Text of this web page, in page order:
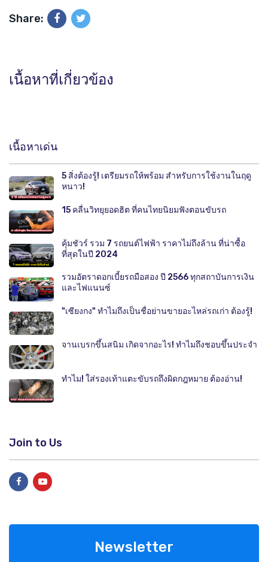
Share:
เนื้อหาที่เกี่ยวข้อง
เนื้อหาเด่น
5 สิ่งต้องรู้! เตรียมรถให้พร้อม สำหรับการใช้งานในฤดู
หนาว!
15 คลื่นวิทยุยอดฮิต ที่คนไทยนิยมฟังตอนขับรถ
คุ้มชัวร์ รวม 7 รถยนต์ไฟฟ้า ราคาไม่ถึงล้าน ที่น่าซื้อ
ที่สุดในปี 2024
รวมอัตราดอกเบี้ยรถมือสอง ปี 2566 ทุกสถาบันการเงิน
และไฟแนนซ์
"เซียงกง" ทำไมถึงเป็นชื่อย่านขายอะไหล่รถเก่า ต้องรู้!
จานเบรกขึ้นสนิม เกิดจากอะไร! ทำไมถึงชอบขึ้นประจำ
ทำไม! ใส่รองเท้าแตะขับรถถึงผิดกฎหมาย ต้องอ่าน!
Join to Us
Newsletter